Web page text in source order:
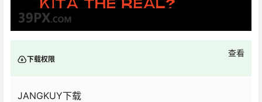
下载权限
查看
JANGKUY下载